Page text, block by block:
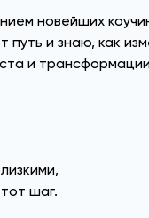
новейших
и знаю, как
и
шаг.